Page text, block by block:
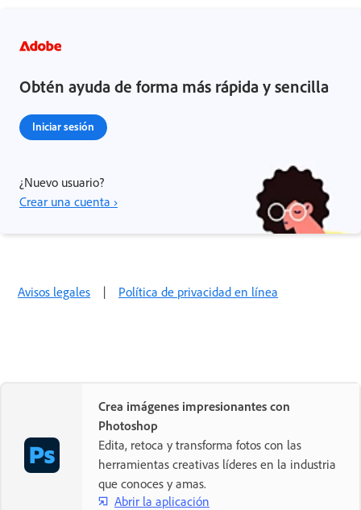
Obtén ayuda de forma más rápida y sencilla
Iniciar sesión
¿Nuevo usuario?
Crear una cuenta ›
Avisos legales | Política de privacidad en línea
Crea imágenes impresionantes con
Photoshop
Edita, retoca y transforma fotos con las
herramientas creativas líderes en la industria
que conoces y amas.
Abrir la aplicación